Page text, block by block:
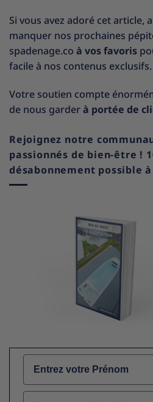
Si vous avez adoré cet article,
manquer nos prochaines
spadenage.co à vos favoris
facile à nos contenus exclusifs.
Votre soutien compte
de nous garderà portée de
Rejoignez notre
passionnés de bien-être !
désabonnement possible
Name
Email